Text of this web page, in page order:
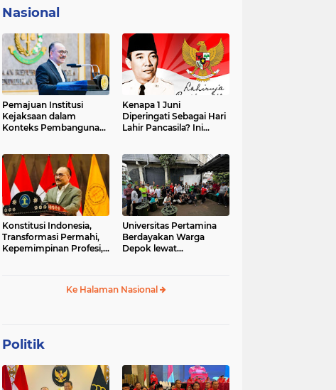
Nasional
Pemajuan Institusi
Kejaksaan dalam
Konteks Pembangunan
Kenapa 1 Juni
Diperingati Sebagai Hari
Lahir Pancasila? Ini
Konstitusi Indonesia,
Transformasi Permahi,
Kepemimpinan Profesi,
Universitas Pertamina
Berdayakan Warga
Depok lewat
Ke Halaman Nasional
Politik